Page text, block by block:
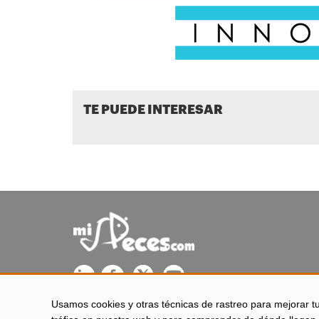
Usamos cookies y otras técnicas de rastreo para mejorar
TE PUEDE INTERESAR
misPeces se edita desde El Puerto de Santa María (Cádiz -